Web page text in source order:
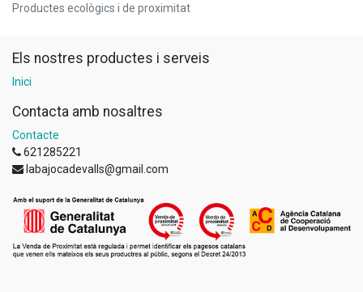
Productes ecològics i de proximitat
Els nostres productes i serveis
Inici
Contacta amb nosaltres
Contacte
621285221
labajocadevalls@gmail.com